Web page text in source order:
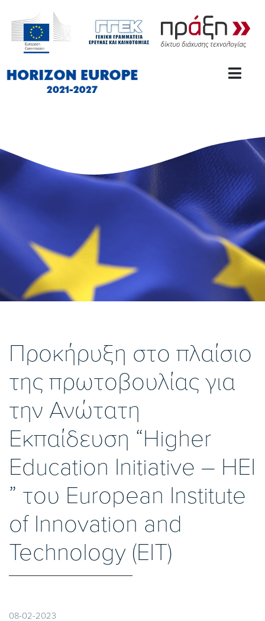
Προκήρυξη στο πλαίσιο
της πρωτοβουλίας για
την Ανώτατη
Εκπαίδευση “Higher
Education Initiative – ΗΕΙ
” του European Institute
of Innovation and
Technology (EIT)
08-02-2023